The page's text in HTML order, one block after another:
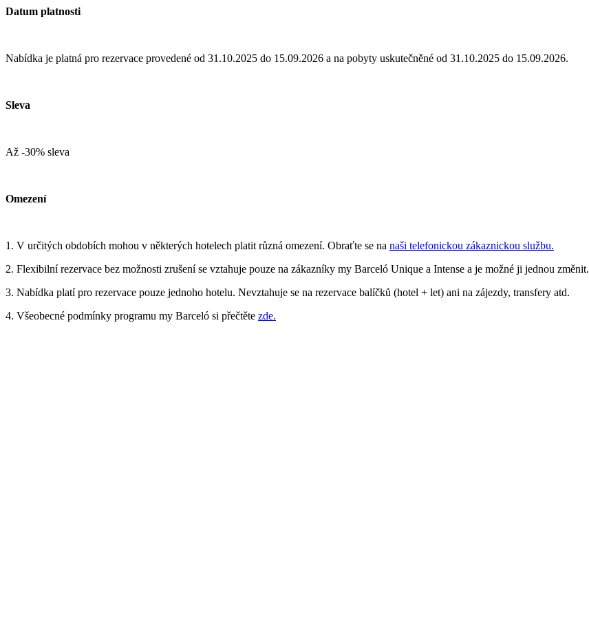
Datum platnosti
Nabídka je platná pro rezervace provedené od 31.10.2025 do 15.09.2026 a na pobyty uskutečněné od 31.10.2025 do 15.09.2026.
Sleva
Až -30% sleva
Omezení
1. V určitých obdobích mohou v některých hotelech platit různá omezení. Obraťte se na naši telefonickou zákaznickou službu.
2. Flexibilní rezervace bez možnosti zrušení se vztahuje pouze na zákazníky my Barceló Unique a Intense a je možné ji jednou změnit.
3. Nabídka platí pro rezervace pouze jednoho hotelu. Nevztahuje se na rezervace balíčků (hotel + let) ani na zájezdy, transfery atd.
4. Všeobecné podmínky programu my Barceló si přečtěte zde.